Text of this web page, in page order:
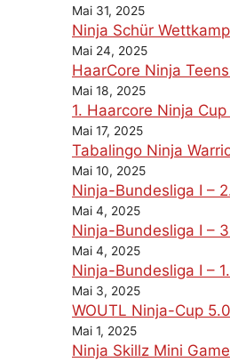
Mai 31, 2025
Ninja Schür
Mai 24, 2025
HaarCore Ninja
Mai 18, 2025
1. Haarcore Ninja
Mai 17, 2025
Tabalingo Ninja
Mai 10, 2025
Ninja-Bundesliga I –
Mai 4, 2025
Ninja-Bundesliga I –
Mai 4, 2025
Ninja-Bundesliga I –
Mai 3, 2025
WOUTL Ninja-Cup
Mai 1, 2025
Ninja Skillz Mini